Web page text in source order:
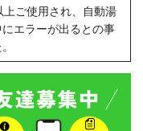
上ご使用され、自動湯
にエラーが出るとの事